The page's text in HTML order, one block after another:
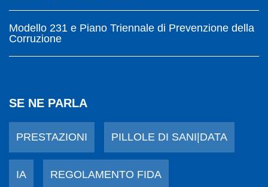
Modello 231 e Piano Triennale di Prevenzione della
Corruzione
SE NE PARLA
PRESTAZIONI PILLOLE DI SANI|DATA
IA REGOLAMENTO FIDA